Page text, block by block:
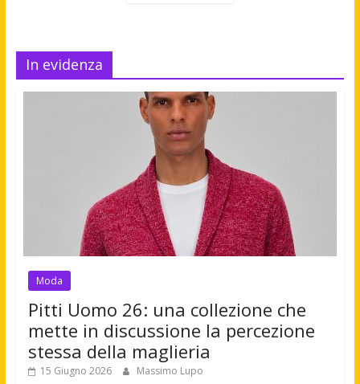
In evidenza
Moda
Pitti Uomo 26: una collezione che
mette in discussione la percezione
stessa della maglieria
15 Giugno 2026 Massimo Lupo